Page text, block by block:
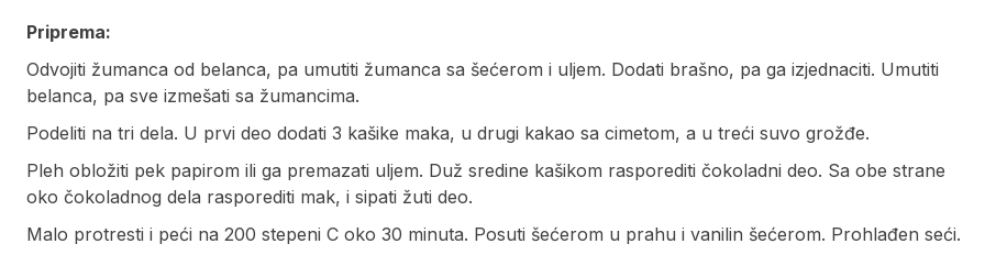
Priprema:
Odvojiti žumanca od belanca, pa umutiti žumanca sa šećerom i uljem. Dodati brašno, pa ga izjednaciti. Umutiti
belanca, pa sve izmešati sa žumancima.
Podeliti na tri dela. U prvi deo dodati 3 kašike maka, u drugi kakao sa cimetom, a u treći suvo grožđe.
Pleh obložiti pek papirom ili ga premazati uljem. Duž sredine kašikom rasporediti čokoladni deo. Sa obe strane
oko čokoladnog dela rasporediti mak, i sipati žuti deo.
Malo protresti i peći na 200 stepeni C oko 30 minuta. Posuti šećerom u prahu i vanilin šećerom. Prohlađen seći.